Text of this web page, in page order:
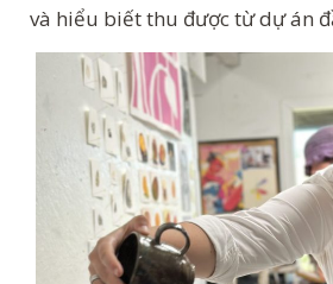
và hiểu biết thu được từ dự án